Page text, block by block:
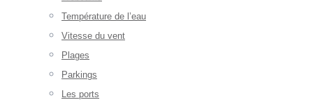
Température de l’eau
Vitesse du vent
Plages
Parkings
Les ports